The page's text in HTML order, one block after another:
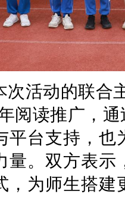
次活动的联合
阅读推广，
平台支持，
量。双方表
，为师生搭